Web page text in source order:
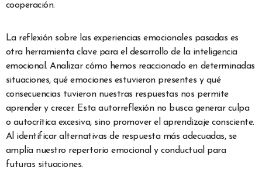
cooperación.
La reflexión sobre las experiencias emocionales pasadas es
otra herramienta clave para el desarrollo de la inteligencia
emocional. Analizar cómo hemos reaccionado en determinadas
situaciones, qué emociones estuvieron presentes y qué
consecuencias tuvieron nuestras respuestas nos permite
aprender y crecer. Esta autorreflexión no busca generar culpa
o autocrítica excesiva, sino promover el aprendizaje consciente.
Al identificar alternativas de respuesta más adecuadas, se
amplía nuestro repertorio emocional y conductual para
futuras situaciones.